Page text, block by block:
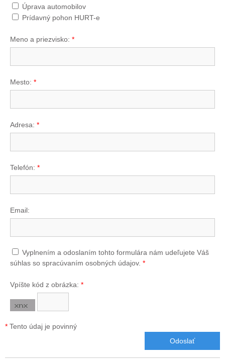
Úprava automobilov
Prídavný pohon HURT-e
Meno a priezvisko: *
Mesto: *
Adresa: *
Telefón: *
Email:
Vyplnením a odoslaním tohto formulára nám udeľujete Váš
súhlas so spracúvaním osobných údajov. *
Vpíšte kód z obrázka: *
* Tento údaj je povinný